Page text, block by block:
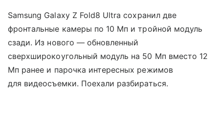
Samsung Galaxy Z Fold8 Ultra сохранил две
фронтальные камеры по 10 Мп и тройной модуль
сзади. Из нового — обновленный
сверхширокоугольный модуль на 50 Мп вместо 12
Мп ранее и парочка интересных режимов
для видеосъемки. Поехали разбираться.